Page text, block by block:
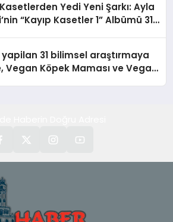
Yedi Yeni Şarkı: Ayla
“Kayıp Kasetler 1” Albümü 31
yapilan 31 bilimsel araştırmaya
Vegan Köpek Maması ve Vegan